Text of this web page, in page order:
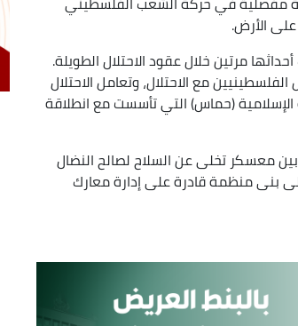
على الأرض.
مرتين خلال عقود الاحتلال الطويلة.
أسلوب تعامل الفلسطينيين مع الاحتلال، وتعامل الاحتلال
الإسلامية (حماس) التي تأسست مع انطلاقة
فصائلي واضح بين معسكر تخلى عن السلاح لصالح النضال
بنى منظمة قادرة على إدارة معارك